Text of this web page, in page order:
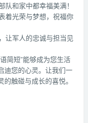
和家中都幸福美满！
着光荣与梦想，祝福你
让军人的忠诚与担当见
简短”能够成为您生活
迪您的心灵。让我们一
触碰与成长的喜悦。